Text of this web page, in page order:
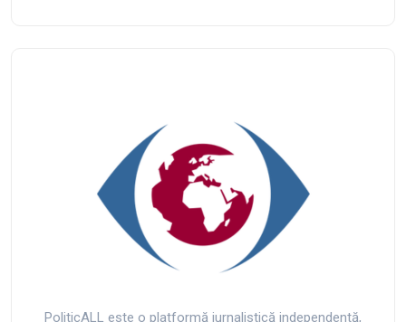
PoliticALL este o platformă jurnalistică independentă,